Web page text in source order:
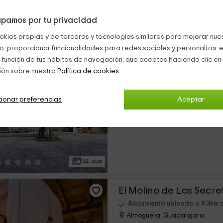
por tu privacidad
propias y de terceros y tecnologías similares para mejorar
proporcionar funcionalidades para redes sociales y personalizar
de tus hábitos de navegación, que aceptas haciendo clic
sobre nuestra Política de cookies.
Aceptar
preferencias
32 Fotos
Villa Abril
0 opiniones
El Molino de Los
Alojamiento ubicado a 8.3km
Almoguera, Guadalajara